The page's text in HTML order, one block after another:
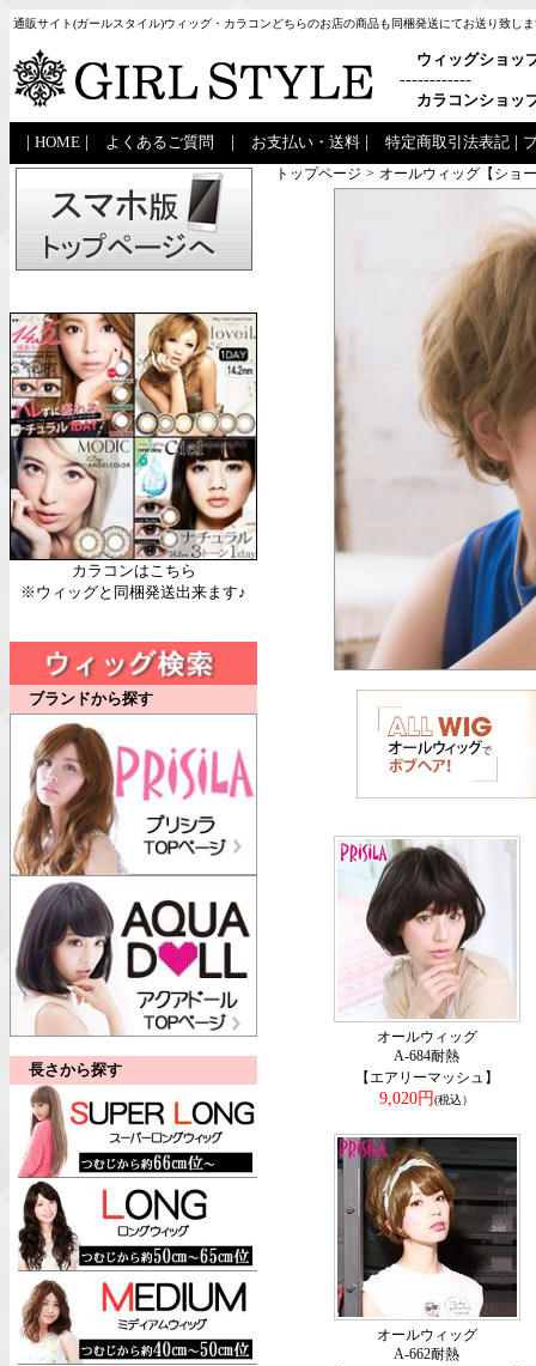
通販サイト(ガールスタイル)ウィッグ・カラコンどちらのお店の商品も同梱発送にてお送り致し
ウィッグショッ
------------
カラコンショッ
HOME よくあるご質問 お支払い・送料 特定商取引法表記
カラコンはこちら
※ウィッグと同梱発送出来ます♪
ブランドから探す
長さから探す
トップページ > オールウィッグ【ショ
オールウィッグ
A-684耐熱
【エアリーマッシュ】
9,020円(税込）
オールウィッグ
A-662耐熱